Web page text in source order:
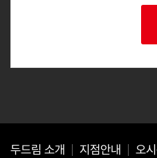
3. 보유 및 이용기간: 회사는 개
두드림 소개 지점안내 오